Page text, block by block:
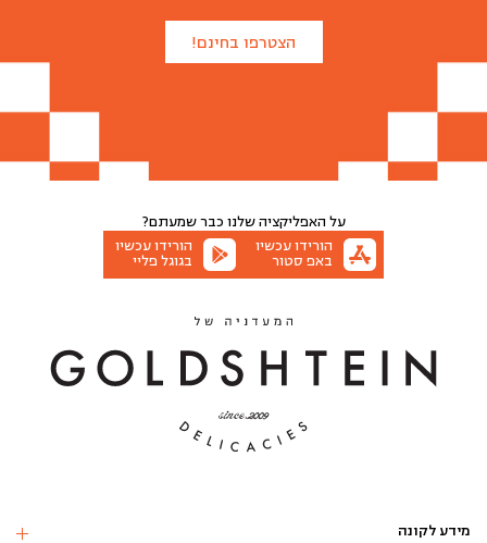
הצטרפו בחינם!
על האפליקציה שלנו כבר שמעתם?
הורידו עכשיו
באפ סטור
הורידו עכשיו
בגוגל פליי
מידע לקונה